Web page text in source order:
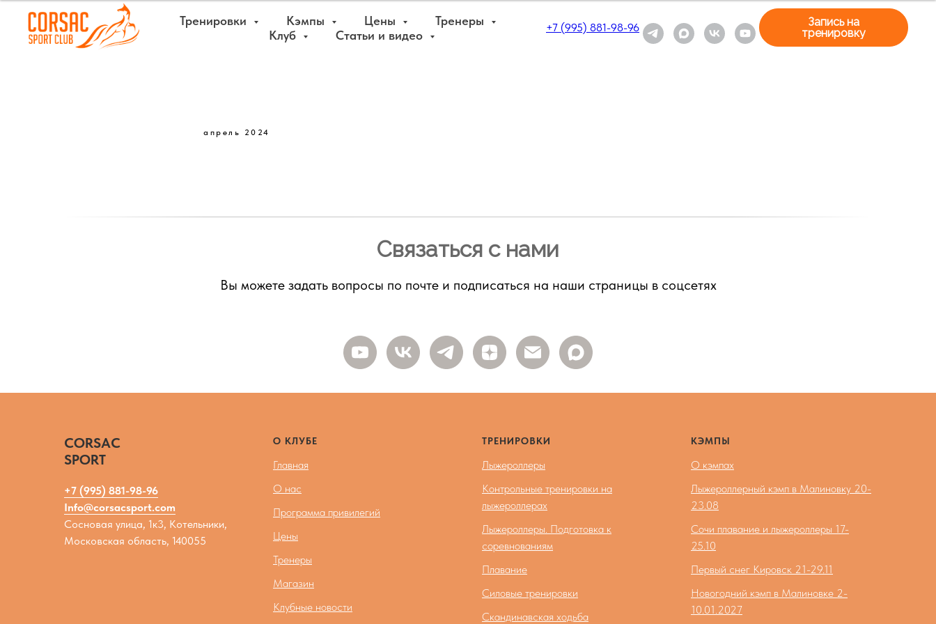
Тренировки Кэмпы Цены
Тренеры
Клуб
Статьи и видео
+7 (995) 881-98-96
Запись на
тренировку
апрель 2024
Связаться с нами
Вы можете задать вопросы по почте и подписаться на наши страницы в соцсетях
CORSAC
SPORT
+7 (995) 881-98-96
Info@corsacsport.com
Сосновая улица, 1к3, Котельники,
Московская область, 140055
О КЛУБЕ
Главная
О нас
Программа привилегий
Цены
Тренеры
Магазин
Клубные новости
ТРЕНИРОВКИ
Лыжероллеры
Контрольные тренировки на
лыжероллерах
Лыжероллеры. Подготовка к
соревнованиям
Плавание
Силовые тренировки
Скандинавская ходьба
КЭМПЫ
О кэмпах
Лыжероллерный кэмп в Малиновку 20-
23.08
Сочи плавание и лыжероллеры 17-
25.10
Первый снег Кировск 21-29.11
Новогодний кэмп в Малиновке 2-
10.01.2027